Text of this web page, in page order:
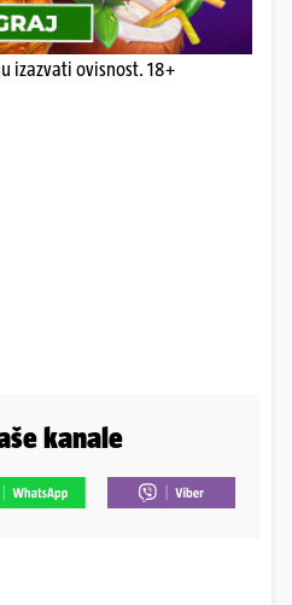
izazvati ovisnost. 18+
kanale